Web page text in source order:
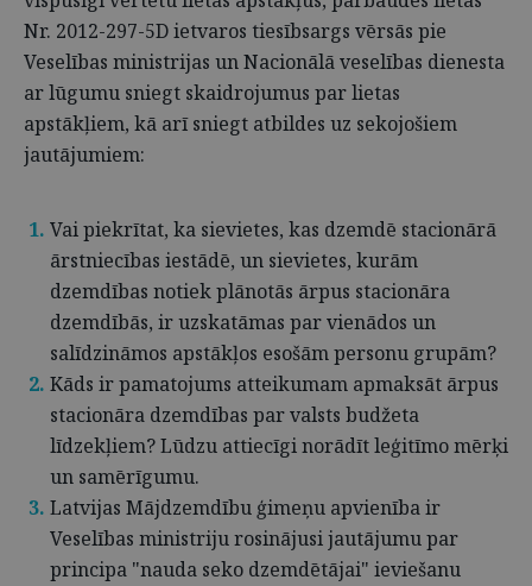
Nr. 2012-297-5D ietvaros tiesībsargs vērsās pie
Veselības ministrijas un Nacionālā veselības dienesta
ar lūgumu sniegt skaidrojumus par lietas
apstākļiem, kā arī sniegt atbildes uz sekojošiem
jautājumiem:
Vai piekrītat, ka sievietes, kas dzemdē stacionārā
ārstniecības iestādē, un sievietes, kurām
dzemdības notiek plānotās ārpus stacionāra
dzemdībās, ir uzskatāmas par vienādos un
salīdzināmos apstākļos esošām personu grupām?
Kāds ir pamatojums atteikumam apmaksāt ārpus
stacionāra dzemdības par valsts budžeta
līdzekļiem? Lūdzu attiecīgi norādīt leģitīmo mērķi
un samērīgumu.
Latvijas Mājdzemdību ģimeņu apvienība ir
Veselības ministriju rosinājusi jautājumu par
principa "nauda seko dzemdētājai" ieviešanu